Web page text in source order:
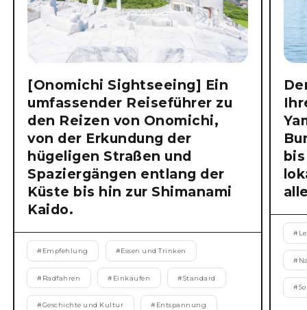
[Onomichi Sightseeing] Ein
umfassender Reiseführer zu
den Reizen von Onomichi,
von der Erkundung der
hügeligen Straßen und
Spaziergängen entlang der
Küste bis hin zur Shimanami
Kaido.
# Empfehlung #Essen und Trinken
# Radfahren # Einkaufen #Standard
#Geschichte und Kultur # Entspannung
#
#
#